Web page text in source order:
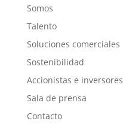
Somos
Talento
Soluciones comerciales
Sostenibilidad
Accionistas e inversores
Sala de prensa
Contacto